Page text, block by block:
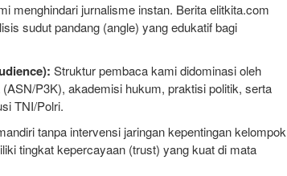
menghindari jurnalisme instan. Berita elitkita.com
sudut pandang (angle) yang edukatif bagi
Struktur pembaca kami didominasi oleh
P3K), akademisi hukum, praktisi politik, serta
TNI/Polri.
tanpa intervensi jaringan kepentingan kelompok
tingkat kepercayaan (trust) yang kuat di mata